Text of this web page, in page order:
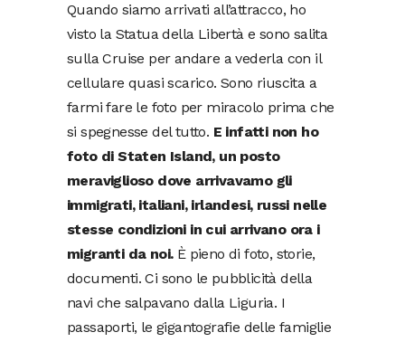
Quando siamo arrivati all’attracco, ho
visto la Statua della Libertà e sono salita
sulla Cruise per andare a vederla con il
cellulare quasi scarico. Sono riuscita a
farmi fare le foto per miracolo prima che
si spegnesse del tutto. E infatti non ho
foto di Staten Island, un posto
meraviglioso dove arrivavamo gli
immigrati, italiani, irlandesi, russi nelle
stesse condizioni in cui arrivano ora i
migranti da noi.È pieno di foto, storie,
documenti. Ci sono le pubblicità della
navi che salpavano dalla Liguria. I
passaporti, le gigantografie delle famiglie